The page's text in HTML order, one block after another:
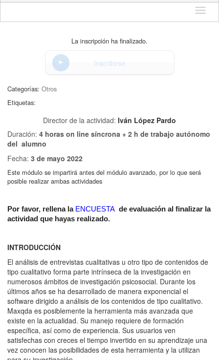
Idioma
La inscripción ha finalizado.
Inscribirse
Categorías: Otros
Etiquetas:
Director de la actividad: Iván López Pardo
Duración: 4 horas on line síncrona + 2 h de trabajo autónomo
del alumno
Fecha: 3 de mayo 2022
Este módulo se impartirá antes del módulo avanzado, por lo que será
posible realizar ambas actividades
Por favor, rellena la ENCUESTA de evaluación al finalizar la
actividad que hayas realizado.
INTRODUCCIÓN
El análisis de entrevistas cualitativas u otro tipo de contenidos de
tipo cualitativo forma parte intrínseca de la investigación en
numerosos ámbitos de investigación psicosocial. Durante los
últimos años se ha desarrollado de manera exponencial el
software dirigido a análisis de los contenidos de tipo cualitativo.
Maxqda es posiblemente la herramienta más avanzada que
existe en la actualidad. Su manejo requiere de formación
específica, así como de experiencia. Sus usuarios ven
satisfechas con creces el tiempo invertido en su aprendizaje una
vez conocen las posibilidades de esta herramienta y la utilizan